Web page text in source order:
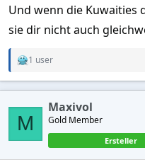
Und wenn die Kuwaities
sie dir nicht auch
R
a
t
o
n
1 user
M
Maxivol
Gold Member
Ersteller